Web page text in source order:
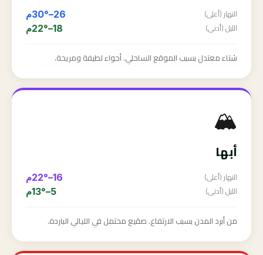
النهار (أعلى) 26–30°م
الليل (أدنى) 18–22°م
شتاء معتدل بسبب الموقع الساحلي. أجواء لطيفة ومريحة.
🏔️
أبها
النهار (أعلى) 16–22°م
الليل (أدنى) 5–13°م
من أبرد المدن بسبب الارتفاع. صقيع محتمل في الليالي الباردة.